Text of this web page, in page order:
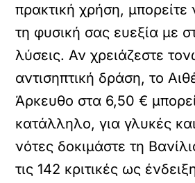
πρακτική χρήση, μπορείτε
τη φυσική σας ευεξία με
λύσεις. Αν χρειάζεστε
αντισηπτική δράση, το
Άρκευθο στα 6,50 €
κατάλληλο, για γλυκές
νότες δοκιμάστε τη
τις 142 κριτικές ως